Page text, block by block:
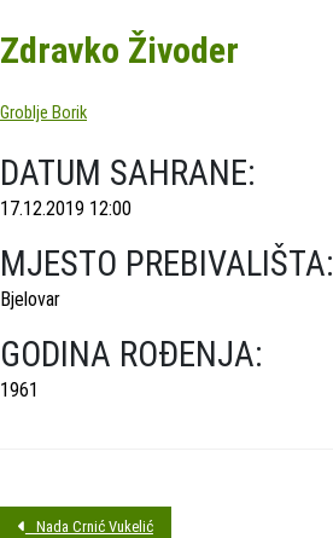
Zdravko Živoder
Groblje Borik
DATUM SAHRANE:
17.12.2019 12:00
MJESTO PREBIVALIŠTA:
Bjelovar
GODINA ROĐENJA:
1961
Nada Crnić Vukelić